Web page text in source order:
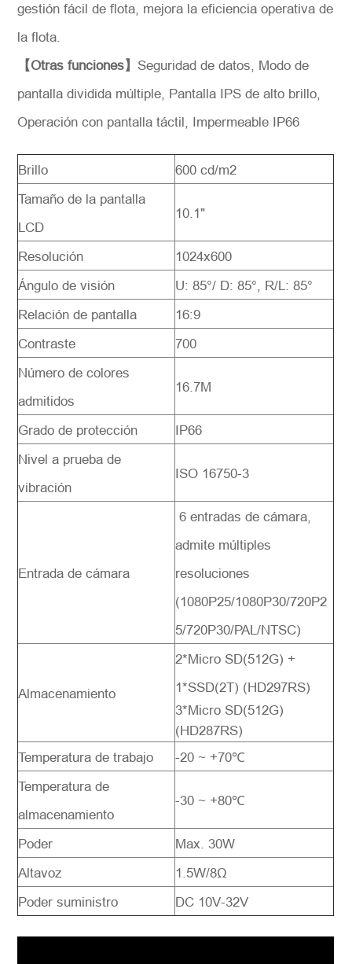
gestión fácil de flota, mejora la eficiencia operativa de
la flota.
【Otras funciones】Seguridad de datos, Modo de
pantalla dividida múltiple, Pantalla IPS de alto brillo,
Operación con pantalla táctil, Impermeable IP66
Brillo
600 cd/m2
Tamaño de la pantalla
LCD
10.1"
Resolución
1024x600
Ángulo de visión
U: 85°/ D: 85°, R/L: 85°
Relación de pantalla
16:9
Contraste
700
Número de colores
admitidos
16.7M
Grado de protección
IP66
Nivel a prueba de
vibración
ISO 16750-3
Entrada de cámara
6 entradas de cámara,
admite múltiples
resoluciones
(1080P25/1080P30/720P2
5/720P30/PAL/NTSC)
Almacenamiento
2*Micro SD(512G) +
1*SSD(2T) (HD297RS)
3*Micro SD(512G)
(HD287RS)
Temperatura de trabajo
-20 ~ +70℃
Temperatura de
almacenamiento
-30 ~ +80℃
Poder
Max. 30W
Altavoz
1.5W/8Ω
Poder suministro
DC 10V-32V